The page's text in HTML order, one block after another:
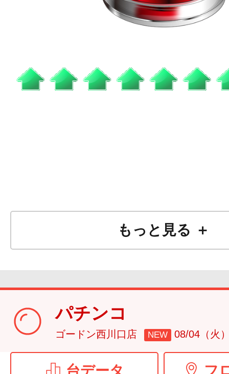
もっと見る ＋
パチンコ
ゴードン西川口店 NEW 08/04（火
台データ フ